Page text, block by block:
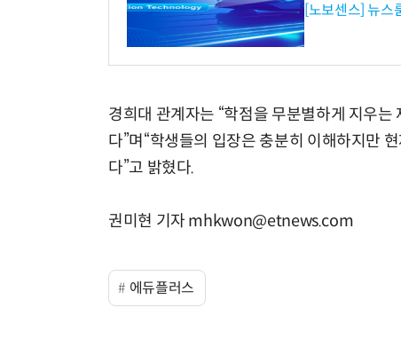
[노보센스] 뉴스
경희대 관계자는 “학점을 무분별하게 지우
다”며“학생들의 입장은 충분히 이해하지만
다”고 밝혔다.
권미현 기자 mhkwon@etnews.com
에듀플러스